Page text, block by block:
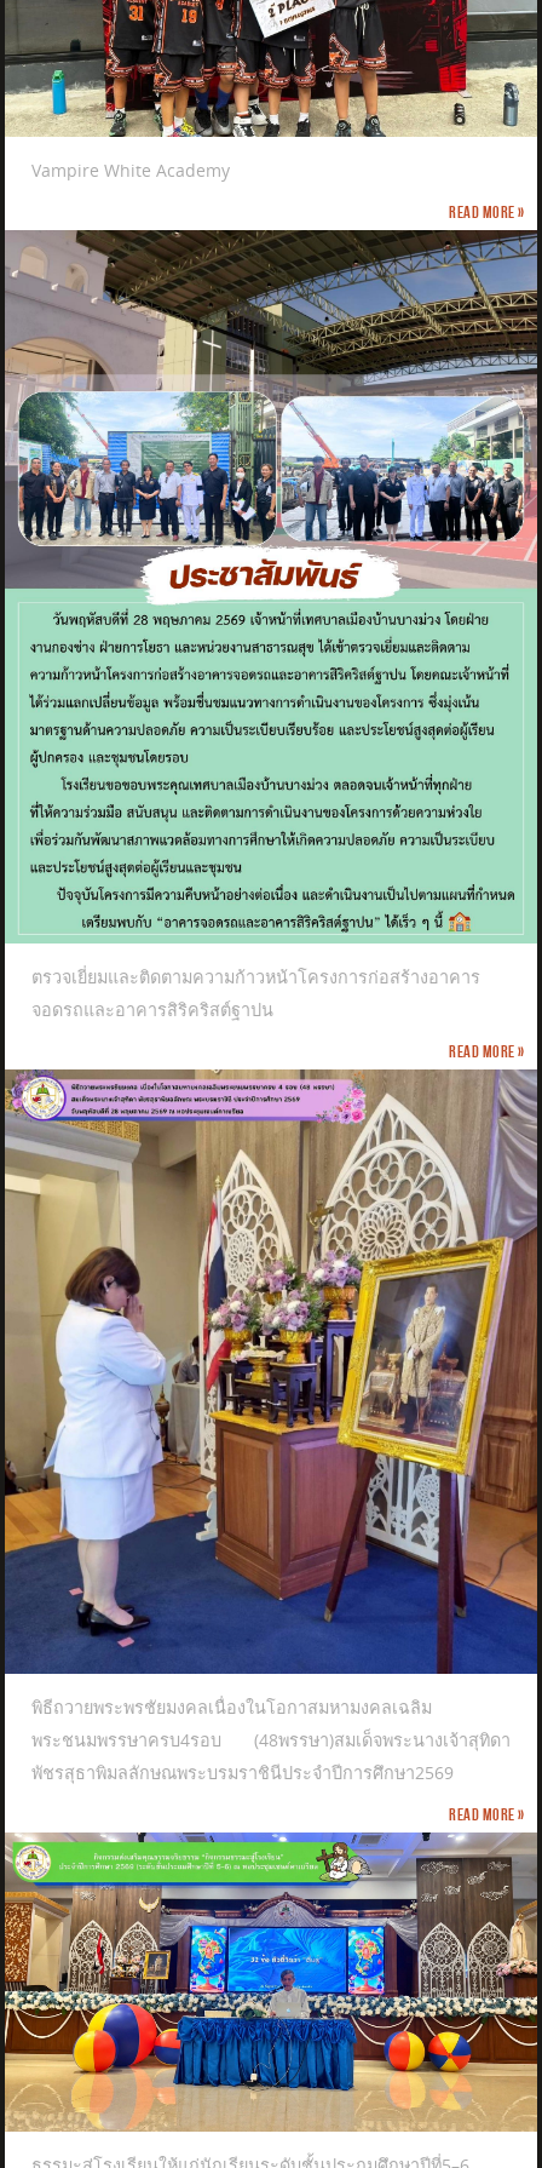
Vampire White Academy
Read more »
ตรวจเยี่ยมและติดตามความก้าวหน้าโครงการก่อสร้างอาคาร
จอดรถและอาคารสิริคริสต์ฐาปน
Read more »
พิธีถวายพระพรชัยมงคลเนื่องในโอกาสมหามงคลเฉลิม
พระชนมพรรษาครบ4รอบ (48พรรษา)สมเด็จพระนางเจ้าสุทิดา
พัชรสุธาพิมลลักษณพระบรมราชินีประจำปีการศึกษา2569
Read more »